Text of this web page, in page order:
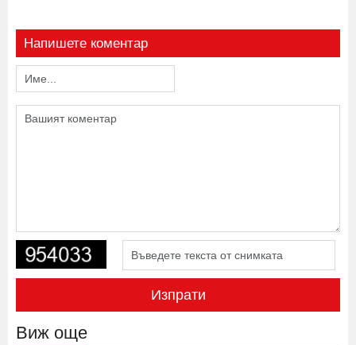
Напишете коментар
Изпрати
Виж още